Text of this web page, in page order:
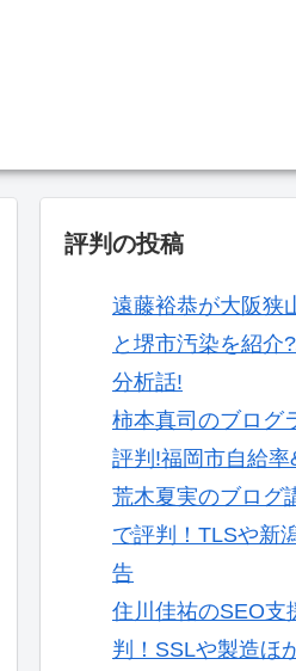
評判の投稿
遠藤裕恭が大阪狭
と堺市汚染を紹介
分析話!
柿本真司のブログ
評判!福岡市自給
荒木夏実のブログ
で評判！TLSや新
告
住川佳祐のSEO支
判！SSLや製造ほ